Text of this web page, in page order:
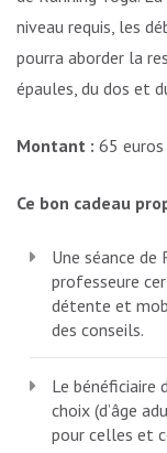
niveau requis, les
pourra aborder la
épaules, du dos et
Montant : 65 euros
Ce bon cadeau
Une séance de
professeure
détente et
des conseils.
Le bénéficiaire
choix (d’âge
pour celles et